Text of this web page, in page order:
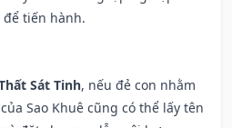
để tiến hành.
Sát Tinh, nếu đẻ con nhằm
Sao Khuê cũng có thể lấy tên